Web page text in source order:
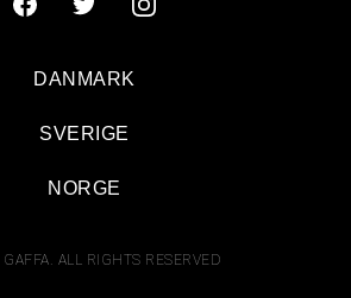
ALL RIGHTS RESERVED
DANMARK
SVERIGE
NORGE